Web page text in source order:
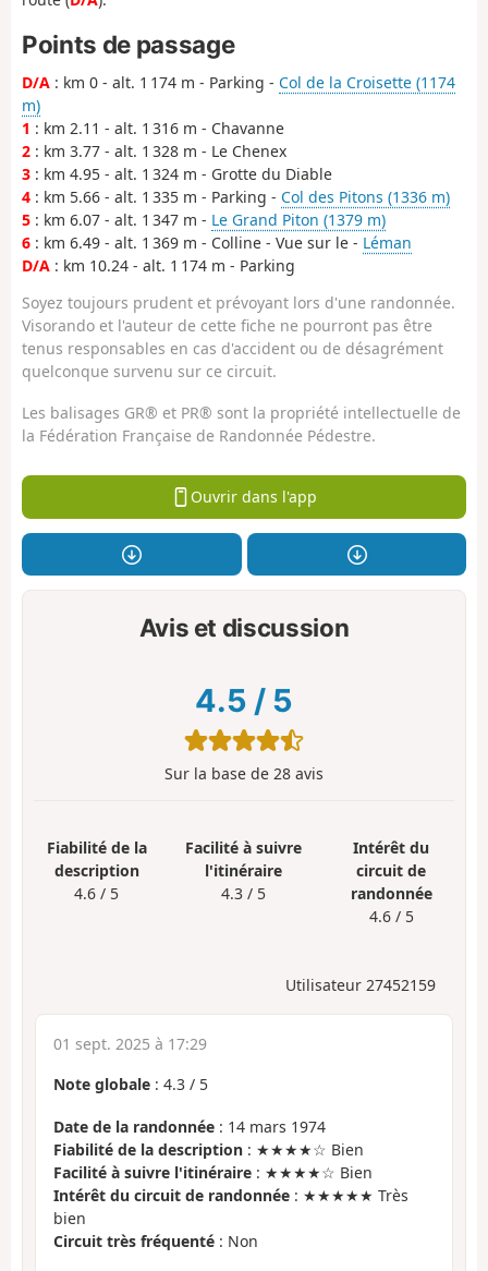
Points de passage
D/A : km 0 - alt. 1 174 m - Parking - Col de la Croisette (1174
m)
1 : km 2.11 - alt. 1 316 m - Chavanne
2 : km 3.77 - alt. 1 328 m - Le Chenex
3 : km 4.95 - alt. 1 324 m - Grotte du Diable
4 : km 5.66 - alt. 1 335 m - Parking - Col des Pitons (1336 m)
5 : km 6.07 - alt. 1 347 m - Le Grand Piton (1379 m)
6 : km 6.49 - alt. 1 369 m - Colline - Vue sur le - Léman
D/A : km 10.24 - alt. 1 174 m - Parking
Soyez toujours prudent et prévoyant lors d'une randonnée.
Visorando et l'auteur de cette fiche ne pourront pas être
tenus responsables en cas d'accident ou de désagrément
quelconque survenu sur ce circuit.
Les balisages GR® et PR® sont la propriété intellectuelle de
la Fédération Française de Randonnée Pédestre.
Ouvrir dans l'app
Avis et discussion
4.5 / 5
Sur la base de 28 avis
Fiabilité de la
description
4.6 / 5
Facilité à suivre
l'itinéraire
4.3 / 5
Intérêt du
circuit de
randonnée
4.6 / 5
Utilisateur 27452159
01 sept. 2025 à 17:29
Note globale : 4.3 / 5
Date de la randonnée : 14 mars 1974
Fiabilité de la description : ★★★★☆ Bien
Facilité à suivre l'itinéraire : ★★★★☆ Bien
Intérêt du circuit de randonnée : ★★★★★ Très
bien
Circuit très fréquenté : Non